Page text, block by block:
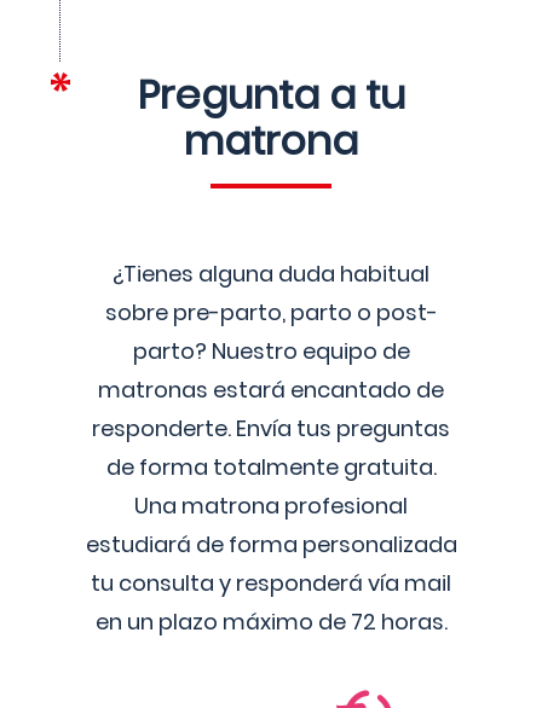
Pregunta a tu
matrona
¿Tienes alguna duda habitual
sobre pre-parto, parto o post-
parto? Nuestro equipo de
matronas estará encantado de
responderte. Envía tus preguntas
de forma totalmente gratuita.
Una matrona profesional
estudiará de forma personalizada
tu consulta y responderá vía mail
en un plazo máximo de 72 horas.